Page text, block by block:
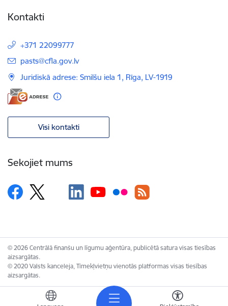
Kontakti
+371 22099777
E-pasts:
pasts@cfla.gov.lv
Juridiskā adrese: Smilšu iela 1, Rīga, LV-1919
Visi kontakti
Sekojiet mums
© 2026 Centrālā finanšu un līgumu aģentūra, publicētā satura visas tiesības
aizsargātas.
© 2020 Valsts kanceleja, Tīmekļvietņu vienotās platformas visas tiesības
aizsargātas.